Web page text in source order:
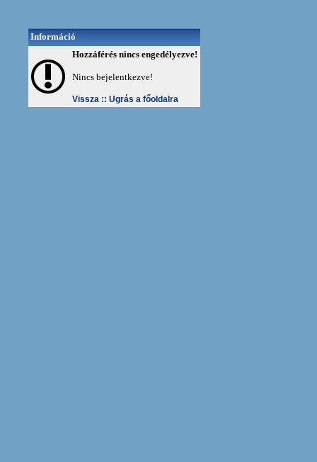
Információ
Hozzáférés nincs engedélyezve!
Nincs bejelentkezve!
Vissza :: Ugrás a főoldalra